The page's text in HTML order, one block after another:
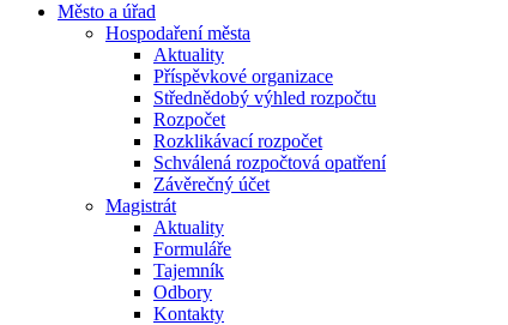
Město a úřad
Hospodaření města
Aktuality
Příspěvkové organizace
Střednědobý výhled rozpočtu
Rozpočet
Rozklikávací rozpočet
Schválená rozpočtová opatření
Závěrečný účet
Magistrát
Aktuality
Formuláře
Tajemník
Odbory
Kontakty